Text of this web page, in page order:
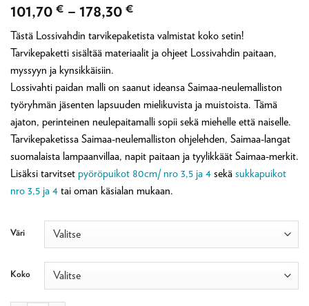
101,70 € – 178,30 €
101,70 €
-
178,30 €
Tästä Lossivahdin tarvikepaketista valmistat koko setin!
Tarvikepaketti sisältää materiaalit ja ohjeet Lossivahdin paitaan,
myssyyn ja kynsikkäisiin.
Lossivahti paidan malli on saanut ideansa Saimaa-neulemalliston
työryhmän jäsenten lapsuuden mielikuvista ja muistoista. Tämä
ajaton, perinteinen neulepaitamalli sopii sekä miehelle että naiselle.
Tarvikepaketissa Saimaa-neulemalliston ohjelehden, Saimaa-langat
suomalaista lampaanvillaa, napit paitaan ja tyylikkäät Saimaa-merkit.
Lisäksi tarvitset pyöröpuikot 80cm/ nro 3,5 ja 4 sekä sukkapuikot
nro 3,5 ja 4 tai oman käsialan mukaan.
Väri
Koko